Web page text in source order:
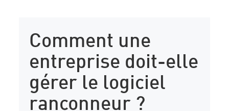
Comment une
entreprise doit-elle
gérer le logiciel
rançonneur ?